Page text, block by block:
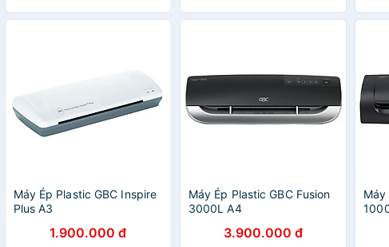
Máy Ép Plastic GBC Inspire
Plus A3
1.900.000 đ
Máy Ép Plastic GBC Fusion
3000L A4
3.900.000 đ
Máy